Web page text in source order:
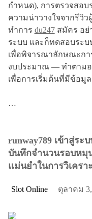
กำหนด), การตรวจสอบ
ความน่าวางใจจากรีวิ
ทำการ du247สมัคร อย่
ระบบ และก็ทดสอบระ
เพื่อพิจารณาลักษณะก
งบประมาณ — ทำตามอ
เพื่อการเริ่มต้นที่มีข้อมู
…
runway789 เข้าสู่ระ
บันทึกจำนวนรอบหมุ
แม่นยำในการวิเครา
Slot Online ตุลาคม 3,